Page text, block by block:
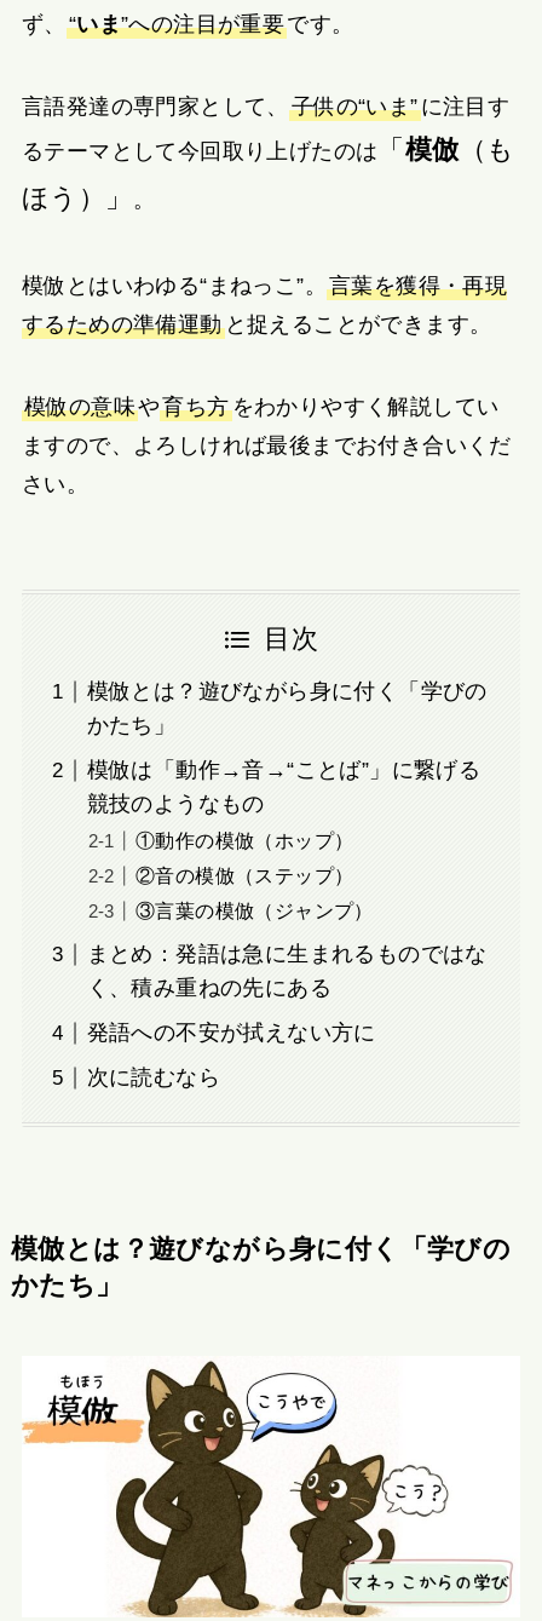
ず、 “いま”への注目が重要です。
言語発達の専門家として、 子供の“いま”に注目す
るテーマとして今回取り上げたのは
「 模倣 （も
ほう）」
。
模倣とはいわゆる“まねっこ”。 言葉を獲得・再現
するための準備運動と捉えることができます。
模倣の意味や育ち方をわかりやすく解説してい
ますので、よろしければ最後までお付き合いくだ
さい。
目次
模倣とは？遊びながら身に付く「学びの
かたち」
模倣は「動作→音→“ことば”」に繋げる
競技のようなもの
①動作の模倣（ホップ）
②音の模倣（ステップ）
③言葉の模倣（ジャンプ）
まとめ：発語は急に生まれるものではな
く、積み重ねの先にある
発語への不安が拭えない方に
次に読むなら
模倣とは？遊びながら身に付く「学びの
かたち」